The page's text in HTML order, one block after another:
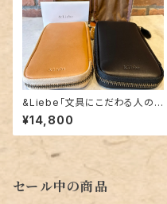
&Liebe「文具にこだわる人の
ジップペンケース（栃木レザ
ー）」／3本差し
¥14,800
セール中の商品